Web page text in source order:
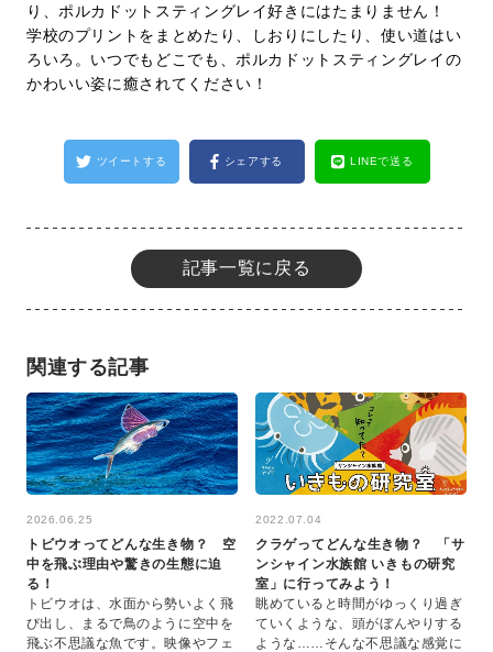
り、ポルカドットスティングレイ好きにはたまりません！
学校のプリントをまとめたり、しおりにしたり、使い道はい
ろいろ。いつでもどこでも、ポルカドットスティングレイの
かわいい姿に癒されてください！
ツイートする シェアする LINEで送る
記事一覧に戻る
関連する記事
2026.06.25
トビウオってどんな生き物？ 空
中を飛ぶ理由や驚きの生態に迫
る！
トビウオは、水面から勢いよく飛
び出し、まるで鳥のように空中を
飛ぶ不思議な魚です。映像やフェ
2022.07.04
クラゲってどんな生き物？ 「サ
ンシャイン水族館 いきもの研究
室」に行ってみよう！
眺めていると時間がゆっくり過ぎ
ていくような、頭がぼんやりする
ような……そんな不思議な感覚に